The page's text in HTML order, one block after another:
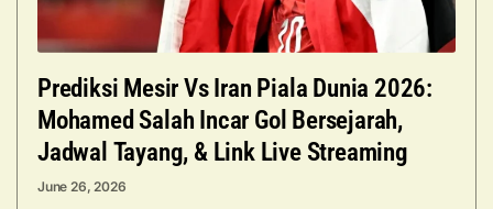
Prediksi Mesir Vs Iran Piala Dunia 2026:
Mohamed Salah Incar Gol Bersejarah,
Jadwal Tayang, & Link Live Streaming
June 26, 2026